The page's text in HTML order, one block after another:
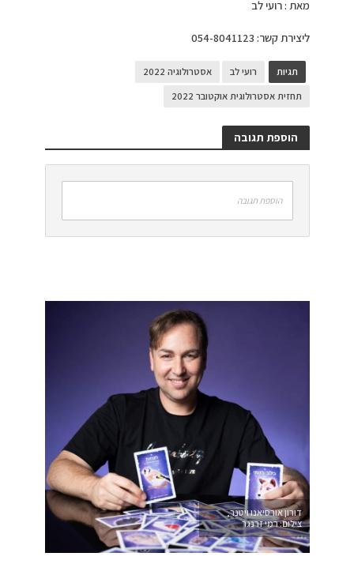
מאת : רועי לב
ליצירת קשר: 054-8041123
תגיות רועי לב
אסטרולוגיה 2022
תחזית אסטרולוגית אוקטובר 2022
הוספת תגובה
הוספת תגובה
דורון אורסיאנו ויטנר,
צילום: רמי זרנגר